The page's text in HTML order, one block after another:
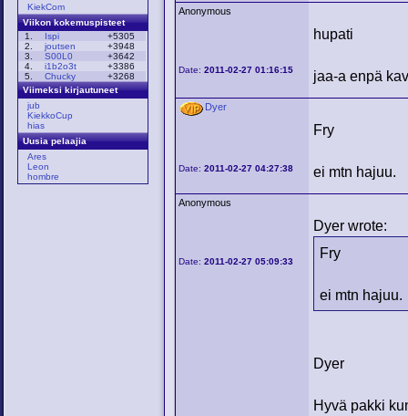
KiekCom
Viikon kokemuspisteet
1.
Ispi
+5305
2.
joutsen
+3948
3.
S00L0
+3642
4.
i1b2o3t
+3386
5.
Chucky
+3268
Viimeksi kirjautuneet
jub
KiekkoCup
hias
Uusia pelaajia
Ares
Leon
hombre
Anonymous
Date:2011-02-27 01:16:15
hupati
jaa-a enpä
Dyer
Date:2011-02-27 04:27:38
Fry
ei mtn hajuu.
Anonymous
Date:2011-02-27 05:09:33
Dyer wrote:
Fry
ei mtn hajuu.
Dyer
Hyvä pakki